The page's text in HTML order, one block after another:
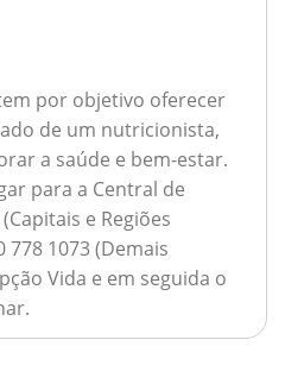
por objetivo oferecer
de um nutricionista,
a saúde e bem-estar.
para a Central de
e Regiões
1073 (Demais
Vida e em seguida o